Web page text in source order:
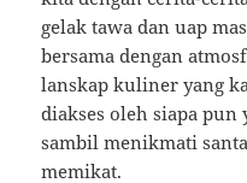
gelak tawa dan uap
bersama dengan
lanskap kuliner yang
diakses oleh siapa pun
sambil menikmati
memikat.